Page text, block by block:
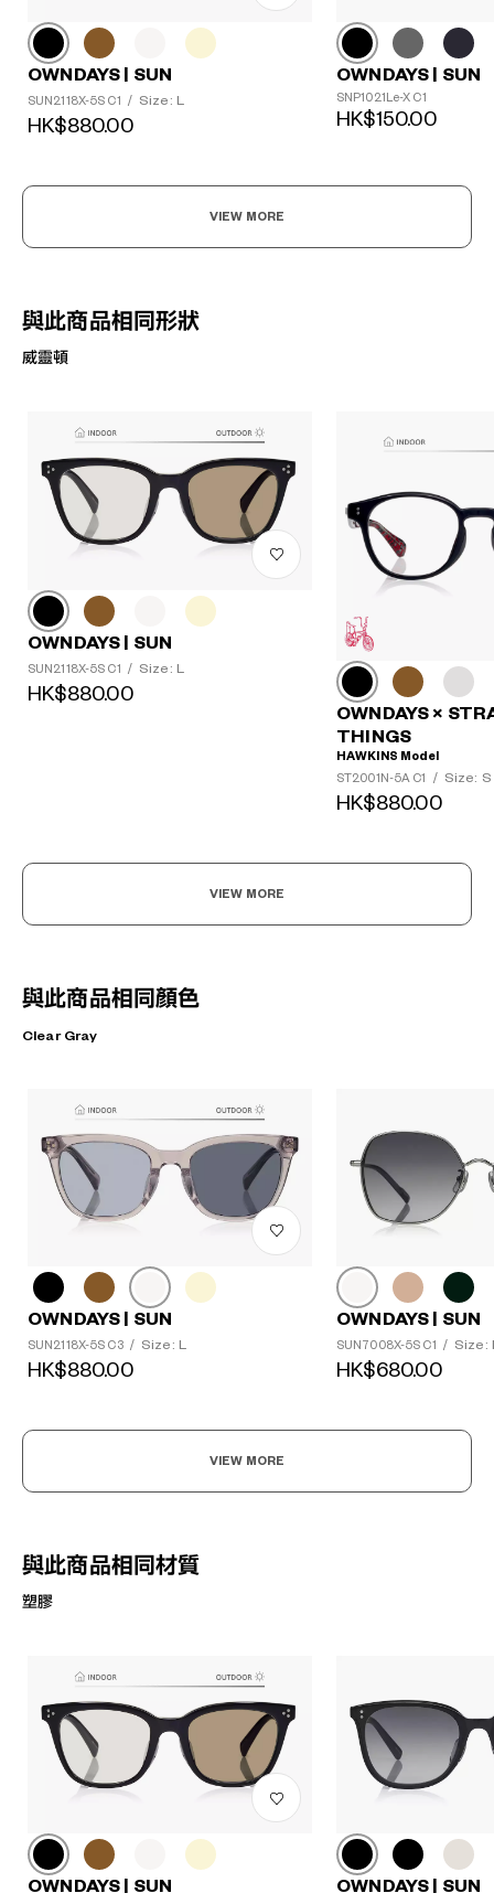
OWNDAYS | SUN
SUN2118X-5S C1 / Size: L
HK$880.00
OWNDAYS | SUN
SNP1021Le-X C1
HK$150.00
VIEW MORE
與此商品相同形狀
威靈頓
OWNDAYS | SUN
SUN2118X-5S C1 / Size: L
HK$880.00
OWNDAYS ×
THINGS
HAWKINS Model
ST2001N-5A C1
/ Size: S
HK$880.00
VIEW MORE
與此商品相同顏色
Clear Gray
OWNDAYS | SUN
SUN2118X-5S C3 / Size: L
HK$880.00
OWNDAYS | SUN
SUN7008X-5S C1 / Size:
HK$680.00
VIEW MORE
與此商品相同材質
塑膠
OWNDAYS | SUN OWNDAYS | SUN